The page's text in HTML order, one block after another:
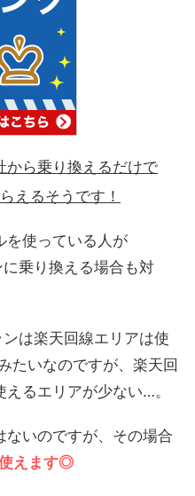
から乗り換えるだけで
えるそうです！
を使っている人が
乗り換える場合も対
は楽天回線エリアは使
たいなのですが、楽天回
るエリアが少ない…。
ないのですが、その場合
えます◎